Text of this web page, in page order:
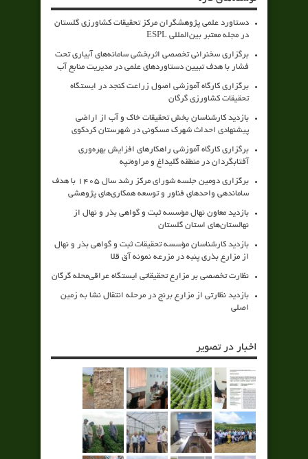
دستاورد علمی پژوهشگران مرکز تحقیقات کشاورزی گلستان
در مجله معتبر بین‌المللی ESPL
برگزاری سخنرانی تخصصی اثربخشی سامانه‌های آبیاری تحت
فشار با هدف تبیین دستاوردهای علمی در مدیریت منابع آب
برگزاری کارگاه آموزشی اصول زراعت کنجد در ایستگاه
تحقیقات کشاورزی گرگان
بازدید کارشناسان بخش تحقیقات خاک و آب از اراضی
پیشنهادی احداث شهرک مسکونی در شهرستان کردکوی
برگزاری کارگاه آموزشی راهکارهای افزایش بهره‌وری
آفتابگردان در منطقه گلیداغ و مراوه‌تپه
برگزاری دومین جلسه شورای مرکز رشد سال ۱۴۰۵ با هدف
ساماندهی واحدهای فناور و توسعه همکاری‌های پژوهشی
بازدید معاون نهال مؤسسه ثبت و گواهی بذر و نهال از
نهالستان‌های استان گلستان
بازدید کارشناسان مؤسسه تحقیقات ثبت و گواهی بذر و نهال
از مزارع بذری پنبه در مزرعه نمونه آق قلا
نظارت تخصصی بر مزارع تحقیقاتی ایستگاه عراقی‌محله گرگان
بازدید نظارتی از مزارع برنج در مرحله انتقال نشا به زمین
اصلی
اخبار در تصویر